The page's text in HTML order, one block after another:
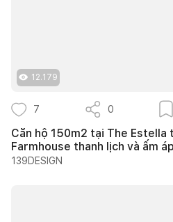
12.179
7 0
Căn hộ 150m2 tại The Estella
Farmhouse thanh lịch và ấm áp
139DESIGN